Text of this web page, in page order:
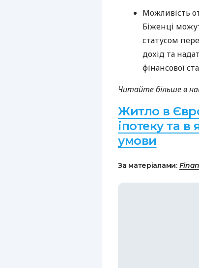
Можливість
Біженці
статусом
дохід та
фінансової
Читайте більше в
Житло в
іпотеку та в
умови
За матеріалами: